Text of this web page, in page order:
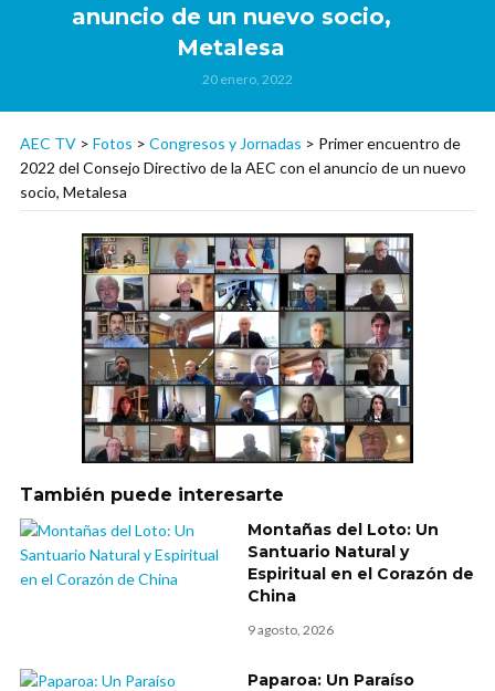
anuncio de un nuevo socio,
Metalesa
20 enero, 2022
AEC TV > Fotos > Congresos y Jornadas > Primer encuentro de
2022 del Consejo Directivo de la AEC con el anuncio de un nuevo
socio, Metalesa
También puede interesarte
Montañas del Loto: Un
Santuario Natural y
Espiritual en el Corazón de
China
9 agosto, 2026
Paparoa: Un Paraíso